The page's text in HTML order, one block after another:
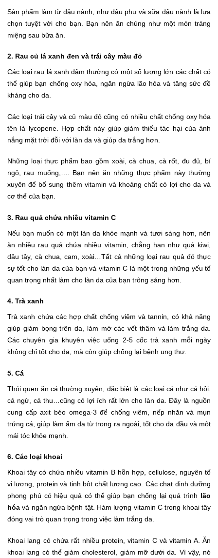
Sản phẩm làm từ đậu nành, như đậu phụ và sữa đậu nành là lựa
chọn tuyệt vời cho bạn. Bạn nên ăn chúng như một món tráng
miệng sau bữa ăn.
2. Rau củ lá xanh đen và trái cây màu đỏ
Các loại rau lá xanh đậm thường có một số lượng lớn các chất có
thể giúp bạn chống oxy hóa, ngăn ngừa lão hóa và tăng sức đề
kháng cho da.
Các loại trái cây và củ màu đỏ cũng có nhiều chất chống oxy hóa
tên là lycopene. Hợp chất này giúp giảm thiểu tác hại của ảnh
nắng mặt trời đỗi với làn da và giúp da trắng hơn.
Những loại thực phẩm bao gồm xoài, cà chua, cà rốt, đu đủ, bí
ngô, rau muống,…. Bạn nên ăn những thực phẩm này thường
xuyên để bổ sung thêm vitamin và khoáng chất có lợi cho da và
cơ thể của bạn.
3. Rau quả chứa nhiều vitamin C
Nếu bạn muốn có một làn da khỏe mạnh và tươi sáng hơn, nên
ăn nhiều rau quả chứa nhiều vitamin, chẳng hạn như quả kiwi,
dâu tây, cà chua, cam, xoài…Tất cả những loại rau quả đó thực
sự tốt cho làn da của bạn và vitamin C là một trong những yếu tố
quan trọng nhất làm cho làn da của bạn trông sáng hơn.
4. Trà xanh
Trà xanh chứa các hợp chất chống viêm và tannin, có khả năng
giúp giảm bọng trên da, làm mờ các vết thâm và làm trắng da.
Các chuyên gia khuyên việc uống 2-5 cốc trà xanh mỗi ngày
không chỉ tốt cho da, mà còn giúp chống lại bệnh ung thư.
5. Cá
Thói quen ăn cá thường xuyên, đặc biệt là các loại cá như cá hội.
cá ngừ, cá thu…cũng có lợi ích rất lớn cho làn da. Đây là nguồn
cung cấp axit béo omega-3 để chống viêm, nếp nhăn và mụn
trứng cá, giúp làm ẩm da từ trong ra ngoài, tốt cho da đầu và một
mái tóc khỏe mạnh.
6. Các loại khoai
Khoai tây có chứa nhiều vitamin B hỗn hợp, cellulose, nguyên tố
vi lượng, protein và tinh bột chất lượng cao. Các chat dinh dưỡng
phong phú có hiệu quả có thể giúp bạn chống lại quá trình lão
hóa và ngăn ngừa bệnh tật. Hàm lượng vitamin C trong khoai tây
đóng vai trò quan trọng trong việc làm trắng da.
Khoai lang có chứa rất nhiều protein, vitamin C và vitamin A. Ăn
khoai lang có thể giảm cholesterol, giảm mỡ dưới da. Vì vậy, nó